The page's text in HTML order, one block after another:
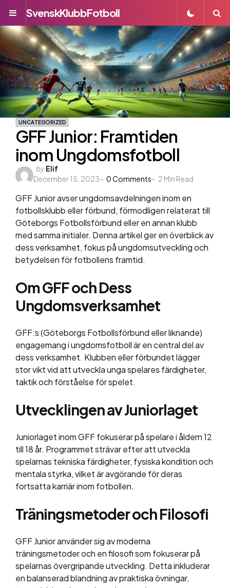
Menu
SvenskKlubbFotboll
UNCATEGORIZED
GFF Junior: Framtiden
inom Ungdomsfotboll
Posted
by
byElif
December 15, 2023
0Comments 2 Min Read
GFF Junior avser ungdomsavdelningen inom en
fotbollsklubb eller förbund, förmodligen relaterat till
Göteborgs Fotbollsförbund eller en annan klubb
med samma initialer. Denna artikel ger en överblick av
dess verksamhet, fokus på ungdomsutveckling och
betydelsen för fotbollens framtid.
Om GFF och Dess
Ungdomsverksamhet
GFF:s (Göteborgs Fotbollsförbund eller liknande)
engagemang i ungdomsfotboll är en central del av
dess verksamhet. Klubben eller förbundet lägger
stor vikt vid att utveckla unga spelares färdigheter,
taktik och förståelse för spelet.
Utvecklingen av Juniorlaget
Juniorlaget inom GFF fokuserar på spelare i åldern 12
till 18 år. Programmet strävar efter att utveckla
spelarnas tekniska färdigheter, fysiska kondition och
mentala styrka, vilket är avgörande för deras
fortsatta karriär inom fotbollen.
Träningsmetoder och Filosofi
GFF Junior använder sig av moderna
träningsmetoder och en filosofi som fokuserar på
spelarnas övergripande utveckling. Detta inkluderar
en balanserad blandning av praktiska övningar,